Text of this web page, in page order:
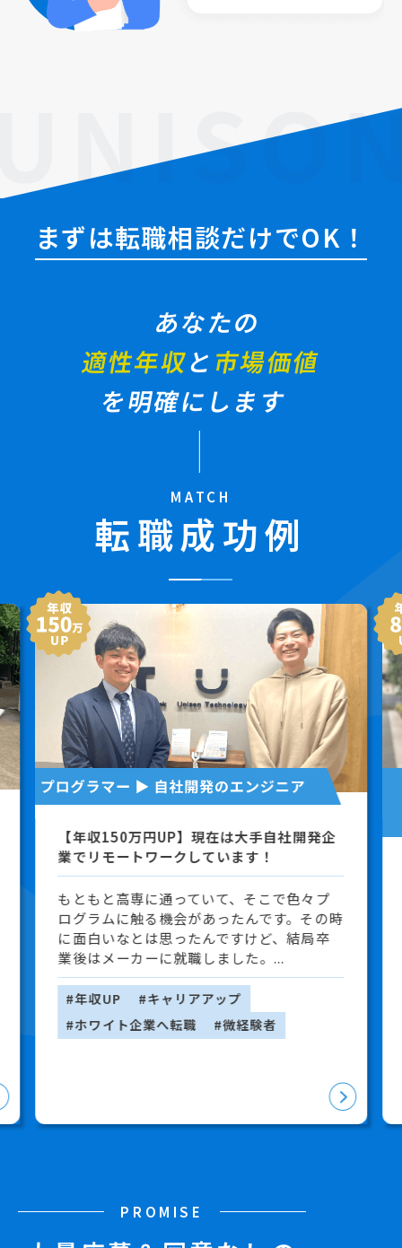
まずは転職相談だけでOK！
あなたの
適性年収と市場価値
を明確にします
MATCH
転職成功例
【年収150万円UP】現在は大手自社開発企
業でリモートワークしています！
もともと高専に通っていて、そこで色々プ
ログラムに触る機会があったんです。その時
に面白いなとは思ったんですけど、結局卒
業後はメーカーに就職しました。...
#年収UP
#キャリアアップ
#ホワイト企業へ転職
#微経験者
PROMISE